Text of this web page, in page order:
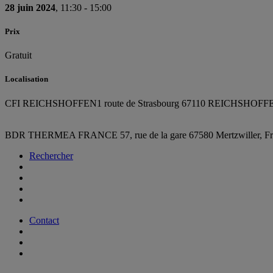
28 juin 2024, 11:30 - 15:00
Prix
Gratuit
Localisation
CFI REICHSHOFFEN1 route de Strasbourg 67110
BDR THERMEA FRANCE 57, rue de la gare 67580 Mertzwiller,
Rechercher
Contact